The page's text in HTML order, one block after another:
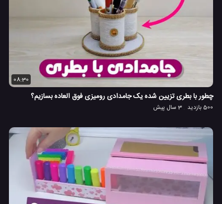
08:30
چطور با بطری تزیین شده یک جامدادی رومیزی فوق العاده بسازیم؟
500 بازدید 3 سال پیش